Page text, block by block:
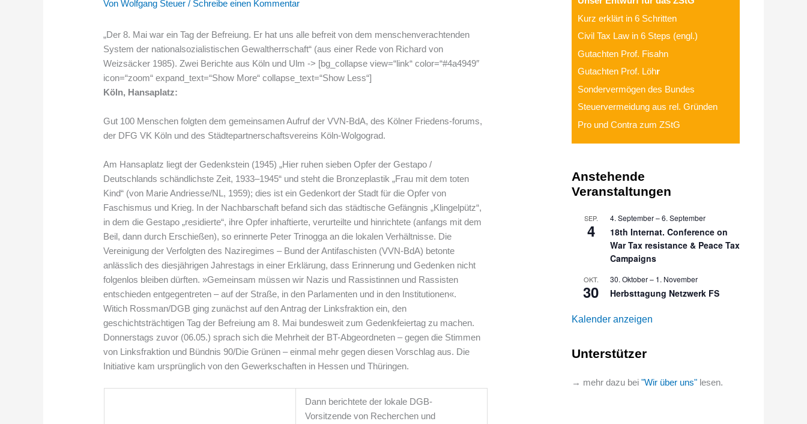
VonWolfgang Steuer/ Schreibe einen Kommentar
„Der 8. Mai war ein Tag der Befreiung. Er hat uns alle befreit von dem menschenverachtenden
System der nationalsozialistischen Gewaltherrschaft“ (aus einer Rede von Richard von
Weizsäcker 1985). Zwei Berichte aus Köln und Ulm -> [bg_collapse view=“link“ color=“#4a4949″
icon=“zoom“ expand_text=“Show More“ collapse_text=“Show Less“]
Köln, Hansaplatz:
Gut 100 Menschen folgten dem gemeinsamen Aufruf der VVN-BdA, des Kölner Friedens-forums,
der DFG VK Köln und des Städtepartnerschaftsvereins Köln-Wolgograd.
Am Hansaplatz liegt der Gedenkstein (1945) „Hier ruhen sieben Opfer der Gestapo /
Deutschlands schändlichste Zeit, 1933–1945“ und steht die Bronzeplastik „Frau mit dem toten
Kind“ (von Marie Andriesse/NL, 1959); dies ist ein Gedenkort der Stadt für die Opfer von
Faschismus und Krieg. In der Nachbarschaft befand sich das städtische Gefängnis „Klingelpütz“,
in dem die Gestapo „residierte“, ihre Opfer inhaftierte, verurteilte und hinrichtete (anfangs mit dem
Beil, dann durch Erschießen), so erinnerte Peter Trinogga an die lokalen Verhältnisse. Die
Vereinigung der Verfolgten des Naziregimes – Bund der Antifaschisten (VVN-BdA) betonte
anlässlich des diesjährigen Jahrestags in einer Erklärung, dass Erinnerung und Gedenken nicht
folgenlos bleiben dürften. »Gemeinsam müssen wir Nazis und Rassistinnen und Rassisten
entschieden entgegentreten – auf der Straße, in den Parlamenten und in den Institutionen«.
Witich Rossman/DGB ging zunächst auf den Antrag der Linksfraktion ein, den
geschichtsträchtigen Tag der Befreiung am 8. Mai bundesweit zum Gedenkfeiertag zu machen.
Donnerstags zuvor (06.05.) sprach sich die Mehrheit der BT-Abgeordneten – gegen die Stimmen
von Linksfraktion und Bündnis 90/Die Grünen – einmal mehr gegen diesen Vorschlag aus. Die
Initiative kam ursprünglich von den Gewerkschaften in Hessen und Thüringen.
Dann berichtete der lokale DGB-
Vorsitzende von Recherchen und
Kurz erklärt in 6 Schritten
Civil Tax Law in 6 Steps (engl.)
Gutachten Prof. Fisahn
Gutachten Prof. Löhr
Sondervermögen des Bundes
Steuervermeidung aus rel. Gründen
Pro und Contra zum ZStG
Anstehende
Veranstaltungen
SEP.
4
4. September–6. September
18th Internat. Conference on
War Tax resistance & Peace Tax
Campaigns
OKT.
30
30. Oktober– 1. November
Herbsttagung Netzwerk FS
Kalender anzeigen
Unterstützer
→ mehr dazu bei "Wir über uns" lesen.